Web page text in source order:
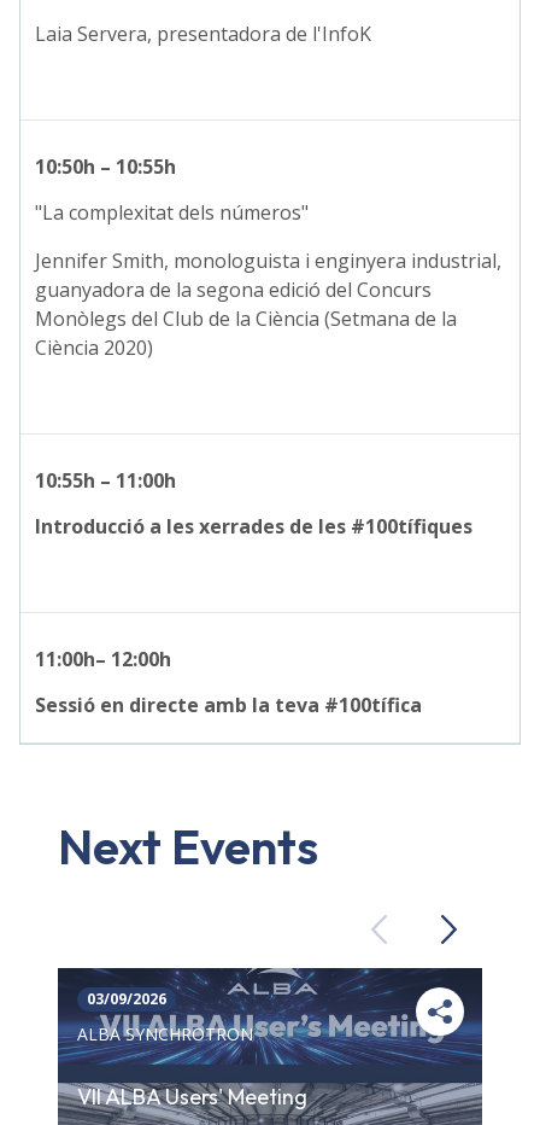
Laia Servera, presentadora de l'InfoK
10:50h – 10:55h
"La complexitat dels números"
Jennifer Smith, monologuista i enginyera industrial,
guanyadora de la segona edició del Concurs
Monòlegs del Club de la Ciència (Setmana de la
Ciència 2020)
10:55h – 11:00h
Introducció a les xerrades de les #100tífiques
11:00h– 12:00h
Sessió en directe amb la teva #100tífica
Next Events
PreviousNext
03/09/2026
ALBA SYNCHROTRON
VII ALBA Users' Meeting